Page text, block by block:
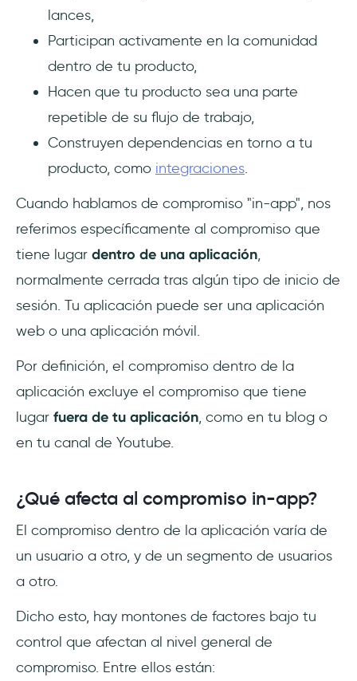
lances,
Participan activamente en la comunidad
dentro de tu producto,
Hacen que tu producto sea una parte
repetible de su flujo de trabajo,
Construyen dependencias en torno a tu
producto, como integraciones.
Cuando hablamos de compromiso "in-app", nos
referimos específicamente al compromiso que
tiene lugar dentro de una aplicación,
normalmente cerrada tras algún tipo de inicio de
sesión. Tu aplicación puede ser una aplicación
web o una aplicación móvil.
Por definición, el compromiso dentro de la
aplicación excluye el compromiso que tiene
lugar fuera de tu aplicación, como en tu blog o
en tu canal de Youtube.
¿Qué afecta al compromiso in-app?
El compromiso dentro de la aplicación varía de
un usuario a otro, y de un segmento de usuarios
a otro.
Dicho esto, hay montones de factores bajo tu
control que afectan al nivel general de
compromiso. Entre ellos están: